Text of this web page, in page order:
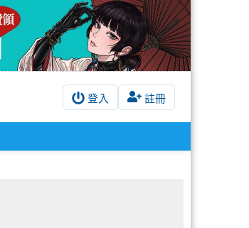
登入 註冊